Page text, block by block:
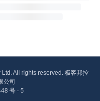
All rights reserved. 极客邦控
公司
号 - 5